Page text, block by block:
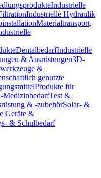
Industrielle
Industrielle Hydraulik
Materialtransport,
DentalbedarfIndustrielle
& Ausrüstungen3D-
&
genutzte
Produkte für
MedizinbedarfTest &
& -zubehörSolar- &
Geräte &
& Schulbedarf